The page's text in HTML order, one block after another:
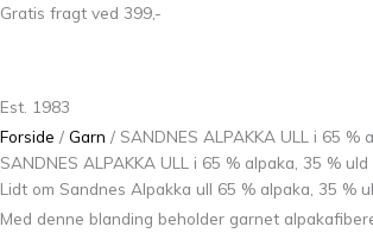
Gratis fragt ved 399,-
Est. 1983
Forside / Garn / SANDNES ALPAKKA ULL i 65 %
SANDNES ALPAKKA ULL i 65 % alpaka, 35 % uld
Lidt om Sandnes Alpakka ull 65 % alpaka, 35 %
Med denne blanding beholder garnet